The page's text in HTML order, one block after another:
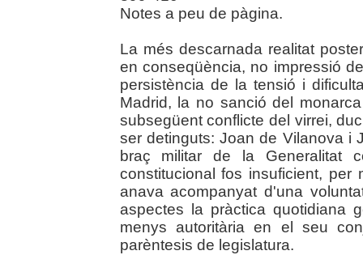
Notes a peu de pàgina.
La més descarnada realitat
en conseqüència, no impressió
persistència de la tensió i
Madrid, la no sanció del
subsegüent conflicte del virrei,
ser detinguts: Joan de Vilanova i
braç militar de la Generalitat
constitucional fos insuficient,
anava acompanyat d'una
aspectes la pràctica quotidiana
menys autoritària en el seu
parèntesis de legislatura.